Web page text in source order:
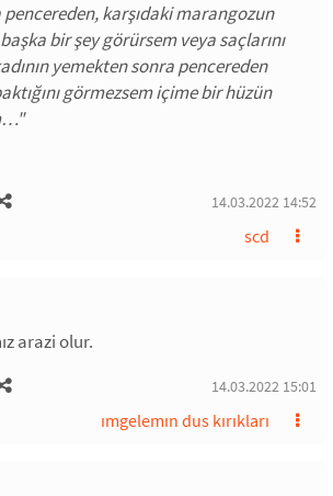
pencereden, karşıdaki marangozun
bir şey görürsem veya saçlarını
yemekten sonra pencereden
görmezsem içime bir hüzün
14.03.2022 14:52
scd
arazi olur.
14.03.2022 15:01
ımgelemın dus kırıkları